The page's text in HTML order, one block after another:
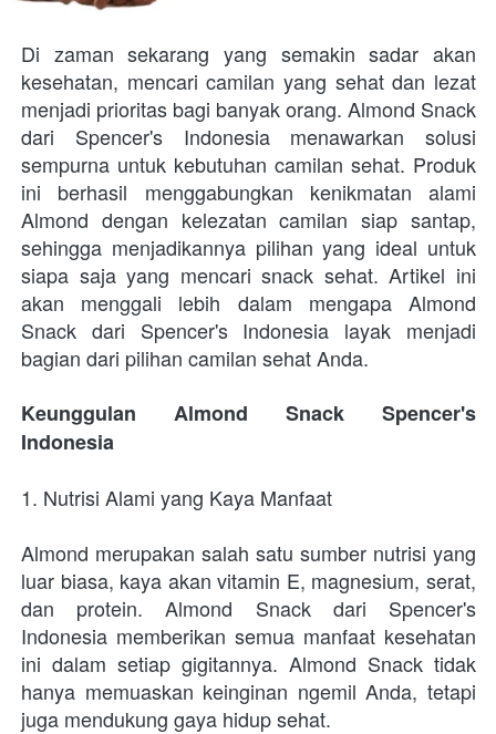
Di zaman sekarang yang semakin sadar akan
kesehatan, mencari camilan yang sehat dan lezat
menjadi prioritas bagi banyak orang. Almond Snack
dari Spencer's Indonesia menawarkan solusi
sempurna untuk kebutuhan camilan sehat. Produk
ini berhasil menggabungkan kenikmatan alami
Almond dengan kelezatan camilan siap santap,
sehingga menjadikannya pilihan yang ideal untuk
siapa saja yang mencari snack sehat. Artikel ini
akan menggali lebih dalam mengapa Almond
Snack dari Spencer's Indonesia layak menjadi
bagian dari pilihan camilan sehat Anda.
Keunggulan Almond Snack Spencer's
Indonesia
1. Nutrisi Alami yang Kaya Manfaat
Almond merupakan salah satu sumber nutrisi yang
luar biasa, kaya akan vitamin E, magnesium, serat,
dan protein. Almond Snack dari Spencer's
Indonesia memberikan semua manfaat kesehatan
ini dalam setiap gigitannya. Almond Snack tidak
hanya memuaskan keinginan ngemil Anda, tetapi
juga mendukung gaya hidup sehat.